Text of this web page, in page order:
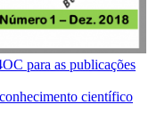
para as publicações
científico